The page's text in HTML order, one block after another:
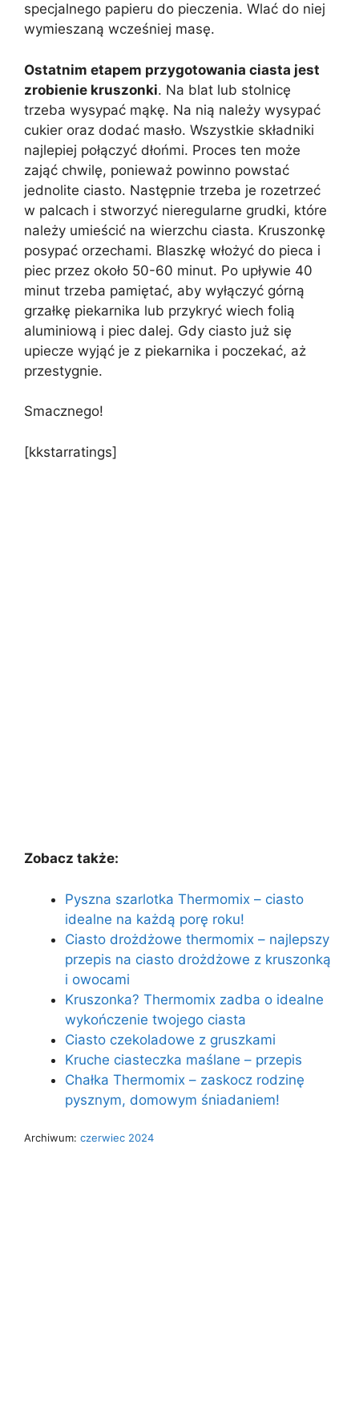
specjalnego papieru do pieczenia. Wlać do niej
wymieszaną wcześniej masę.
Ostatnim etapem przygotowania ciasta jest
zrobienie kruszonki. Na blat lub stolnicę
trzeba wysypać mąkę. Na nią należy wysypać
cukier oraz dodać masło. Wszystkie składniki
najlepiej połączyć dłońmi. Proces ten może
zająć chwilę, ponieważ powinno powstać
jednolite ciasto. Następnie trzeba je rozetrzeć
w palcach i stworzyć nieregularne grudki, które
należy umieścić na wierzchu ciasta. Kruszonkę
posypać orzechami. Blaszkę włożyć do pieca i
piec przez około 50-60 minut. Po upływie 40
minut trzeba pamiętać, aby wyłączyć górną
grzałkę piekarnika lub przykryć wiech folią
aluminiową i piec dalej. Gdy ciasto już się
upiecze wyjąć je z piekarnika i poczekać, aż
przestygnie.
Smacznego!
[kkstarratings]
Zobacz także:
Pyszna szarlotka Thermomix – ciasto
idealne na każdą porę roku!
Ciasto drożdżowe thermomix – najlepszy
przepis na ciasto drożdżowe z kruszonką
i owocami
Kruszonka? Thermomix zadba o idealne
wykończenie twojego ciasta
Ciasto czekoladowe z gruszkami
Kruche ciasteczka maślane – przepis
Chałka Thermomix – zaskocz rodzinę
pysznym, domowym śniadaniem!
Archiwum: czerwiec 2024